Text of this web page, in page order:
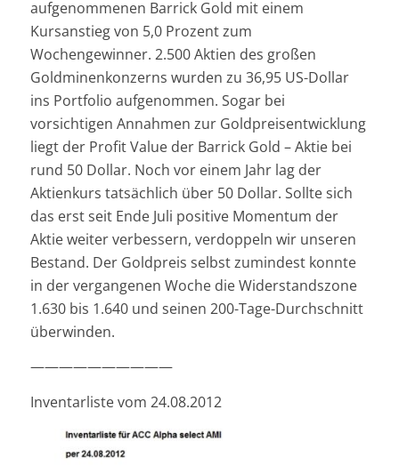
aufgenommenen Barrick Gold mit einem
Kursanstieg von 5,0 Prozent zum
Wochengewinner. 2.500 Aktien des großen
Goldminenkonzerns wurden zu 36,95 US-Dollar
ins Portfolio aufgenommen. Sogar bei
vorsichtigen Annahmen zur Goldpreisentwicklung
liegt der Profit Value der Barrick Gold – Aktie bei
rund 50 Dollar. Noch vor einem Jahr lag der
Aktienkurs tatsächlich über 50 Dollar. Sollte sich
das erst seit Ende Juli positive Momentum der
Aktie weiter verbessern, verdoppeln wir unseren
Bestand. Der Goldpreis selbst zumindest konnte
in der vergangenen Woche die Widerstandszone
1.630 bis 1.640 und seinen 200-Tage-Durchschnitt
überwinden.
——————————
Inventarliste vom 24.08.2012